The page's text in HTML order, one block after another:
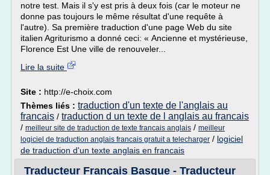
notre test. Mais il s'y est pris à deux fois (car le moteur ne
donne pas toujours le même résultat d'une requête à
l'autre). Sa première traduction d'une page Web du site
italien Agriturismo a donné ceci: « Ancienne et mystérieuse,
Florence Est Une ville de renouveler...
Lire la suite
Site : http://e-choix.com
Thèmes liés : traduction d'un texte de l'anglais au
francais / traduction d un texte de l anglais au francais
/ meilleur site de traduction de texte francais anglais / meilleur
logiciel de traduction anglais francais gratuit a telecharger / logiciel
de traduction d'un texte anglais en francais
Traducteur Français Basque - Traducteur